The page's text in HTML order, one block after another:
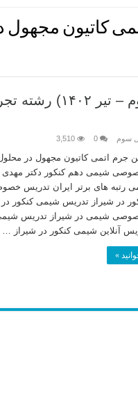
کاتیون مجهول
پاسخ ویدئویی کنکور سراسری ۱۴۰۲ (نوبت دوم –
سوم 0
3,510
جرم اتمی کاتیون مجهول در
شیمی دهم کنکور دکتر مهدی
رتبه های برتر ایران تدریس
در شیراز تدریس شیمی کنکور در
شیمی در شیراز تدریس
آنلاین شیمی کنکور در شیراز …
»